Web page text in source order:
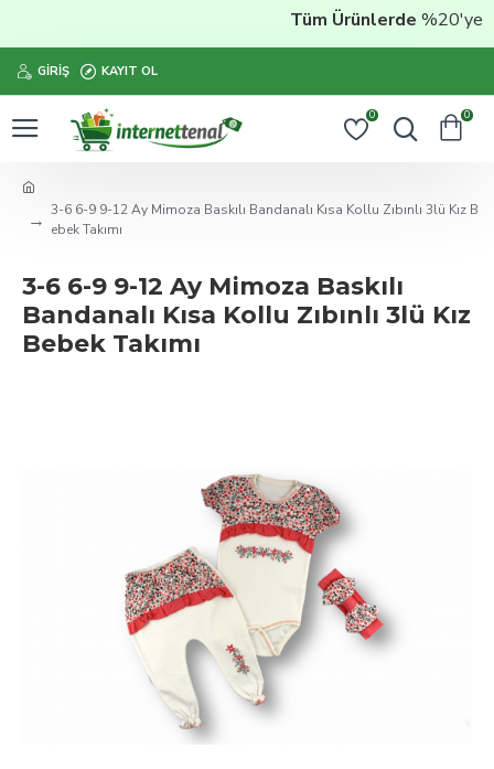
Tüm Ürünlerde%20'ye
GIRIŞ KAYIT OL
0 0
3-6 6-9 9-12 Ay Mimoza Baskılı Bandanalı Kısa Kollu Zıbınlı 3lü Kız B
ebek Takımı
3-6 6-9 9-12 Ay Mimoza Baskılı
Bandanalı Kısa Kollu Zıbınlı 3lü Kız
Bebek Takımı